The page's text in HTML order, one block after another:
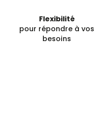
Flexibilité
pour répondre à vos
besoins